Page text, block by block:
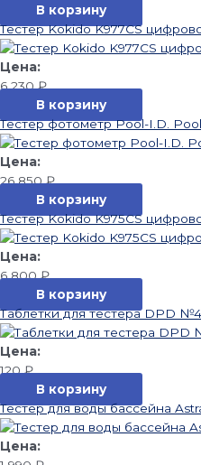
В корзину
Тестер Kokido K977CS
6 230₽
В корзину
Тестер фотометр Pool-I.D.
26 850₽
В корзину
Тестер Kokido K975CS
6 800₽
В корзину
Таблетки для тестера DPD №4
120₽
В корзину
Тестер для воды бассейна